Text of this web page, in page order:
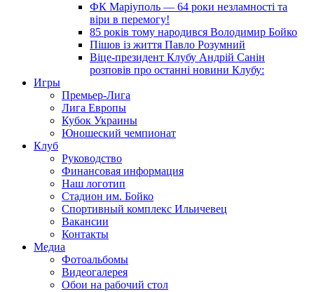
ФК Маріуполь — 64 роки незламності та
віри в перемогу!
85 років тому народився Володимир Бойко
Пішов із життя Павло Розумний
Віце-президент Клубу Андрій Санін
розповів про останні новини Клубу:
Игры
Премьер-Лига
Лига Европы
Кубок Украины
Юношеский чемпионат
Клуб
Руководство
Финансовая информация
Наш логотип
Стадион им. Бойко
Спортивный комплекс Ильичевец
Вакансии
Контакты
Медиа
Фотоальбомы
Видеогалерея
Обои на рабочий стол